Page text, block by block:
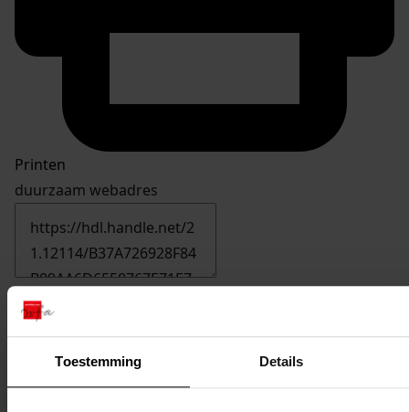
Toestemming Details
Printen
duurzaam webadres
Inventaris
5501-5600
Plaatsen van een bijkeuken, 1991